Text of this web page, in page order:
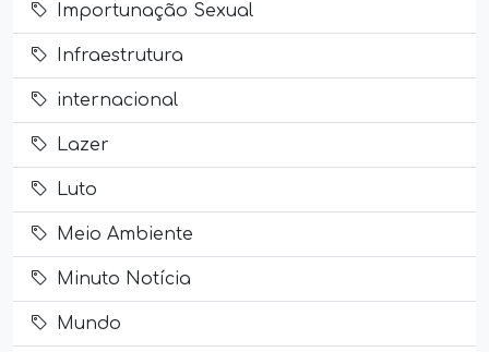
Importunação Sexual
Infraestrutura
internacional
Lazer
Luto
Meio Ambiente
Minuto Notícia
Mundo